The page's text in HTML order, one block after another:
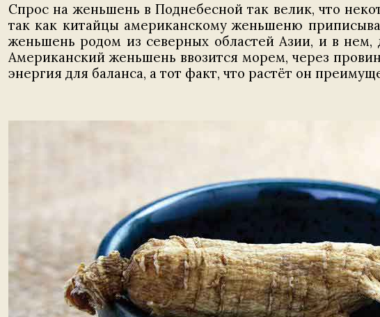
Спрос на женьшень в Поднебесной так велик, что
так как китайцы американскому женьшеню
женьшень родом из северных областей Азии, и в нем,
Американский женьшень ввозится морем, через
энергия для баланса, а тот факт, что растёт он